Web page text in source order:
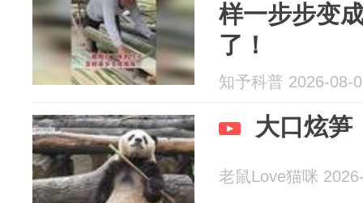
样一步步变
了！
知予科普 2026-08-
大口炫笋
老鼠Love猫咪